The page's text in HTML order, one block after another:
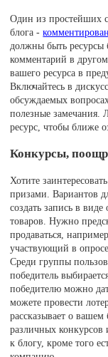
Один из простейших
блога -
должны быть ресурсы
комментарий в
вашего ресурса в
Включайтесь в
обсуждаемых
полезные замечания.
ресурс, чтобы ближе
Конкурсы,
Хотите
призами. Вариантов
создать запись в виде
товаров. Нужно
продаваться,
участвующий в
Среди группы
победитель
победителю можно
можете провести
рассказывает о
различных конкурсов
к блогу, кроме того